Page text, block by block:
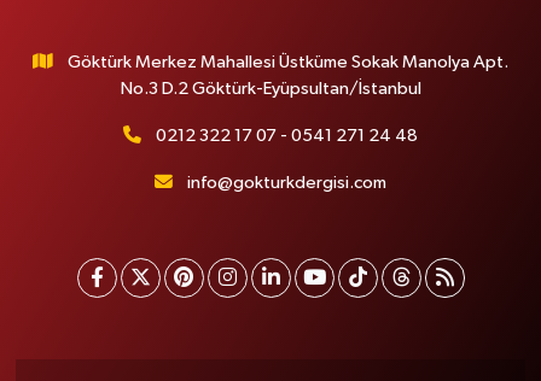
Göktürk Merkez Mahallesi Üstküme Sokak Manolya Apt.
No.3 D.2 Göktürk-Eyüpsultan/İstanbul
0212 322 17 07 - 0541 271 24 48
info@gokturkdergisi.com